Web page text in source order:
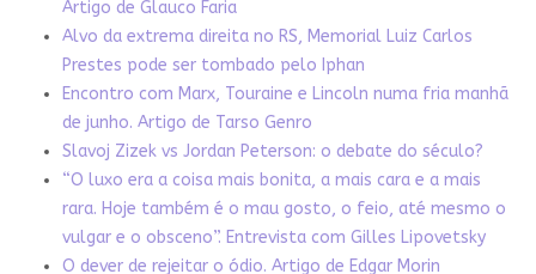
Artigo de Glauco Faria
Alvo da extrema direita no RS, Memorial Luiz Carlos
Prestes pode ser tombado pelo Iphan
Encontro com Marx, Touraine e Lincoln numa fria manhã
de junho. Artigo de Tarso Genro
Slavoj Zizek vs Jordan Peterson: o debate do século?
“O luxo era a coisa mais bonita, a mais cara e a mais
rara. Hoje também é o mau gosto, o feio, até mesmo o
vulgar e o obsceno”. Entrevista com Gilles Lipovetsky
O dever de rejeitar o ódio. Artigo de Edgar Morin